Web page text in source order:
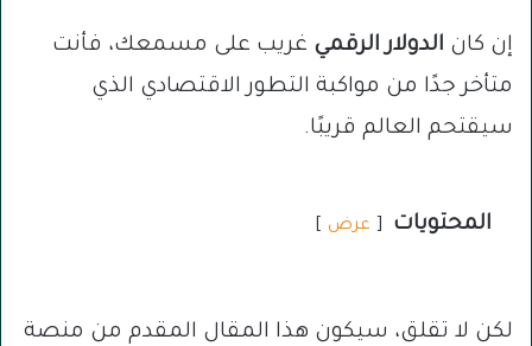
إن كان الدولار الرقمي غريب على مسمعك، فأنت
متأخر جدًا من مواكبة التطور الاقتصادي الذي
سيقتحم العالم قريبًا.
المحتويات عرض
لكن لا تقلق، سيكون هذا المقال المقدم من منصة